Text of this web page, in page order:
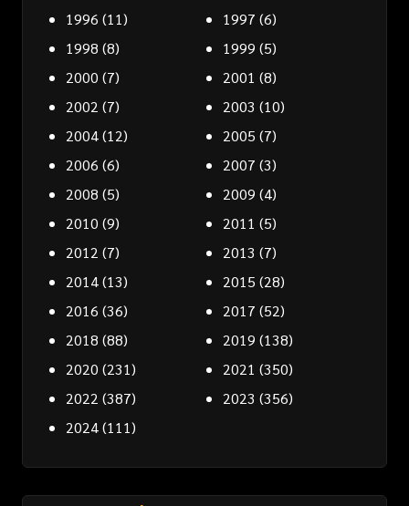
1996 (11) 1997 (6)
1998 (8) 1999 (5)
2000 (7) 2001 (8)
2002 (7) 2003 (10)
2004(12) 2005 (7)
2006 (6) 2007 (3)
2008 (5) 2009 (4)
2010 (9) 2011 (5)
2012 (7) 2013 (7)
2014(13) 2015 (28)
2016 (36) 2017 (52)
2018 (88) 2019 (138)
2020 (231) 2021 (350)
2022 (387) 2023 (356)
2024(111)